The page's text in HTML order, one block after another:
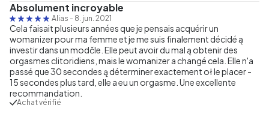
Absolument incroyable
Alias - 8. jun. 2021
Cela faisait plusieurs années que je pensais acquérir un
womanizer pour ma femme et je me suis finalement décidé ą
investir dans un modčle. Elle peut avoir du mal ą obtenir des
orgasmes clitoridiens, mais le womanizer a changé cela. Elle n'a
passé que 30 secondes ą déterminer exactement oł le placer -
15 secondes plus tard, elle a eu un orgasme. Une excellente
recommandation.
Achat vérifié